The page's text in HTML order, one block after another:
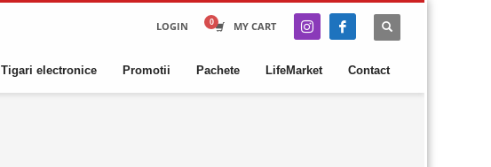
LOGIN MY CART
Tigari electronice Promotii Pachete LifeMarket Contact